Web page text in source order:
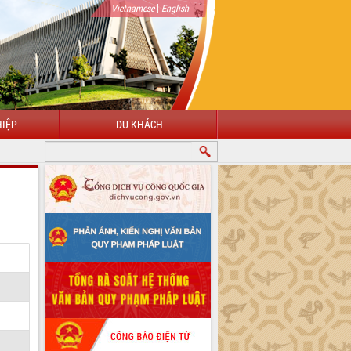
Vietnamese| English
DU KHÁCH